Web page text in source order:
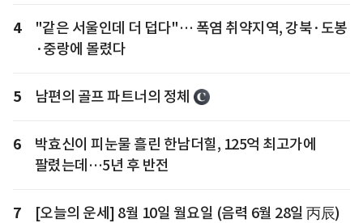
4
"같은 서울인데 더 덥다"… 폭염 취약지역, 강북·도봉
·중랑에 몰렸다
5 남편의 골프 파트너의 정체
6
박효신이 피눈물 흘린 한남더힐, 125억 최고가에
팔렸는데…5년 후 반전
7 [오늘의 운세] 8월 10일 월요일 (음력 6월 28일 丙辰)